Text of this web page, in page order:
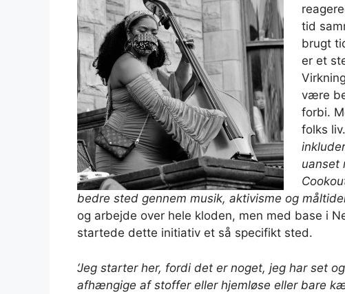
tid
brugt
er et
være
forbi.
folks
uanset
bedre sted gennem musik, aktivisme og
og arbejde over hele kloden, men med base i
startede dette initiativ et så specifikt sted.
‘Jeg starter her, fordi det er noget, jeg har set
afhængige af stoffer eller hjemløse eller bare